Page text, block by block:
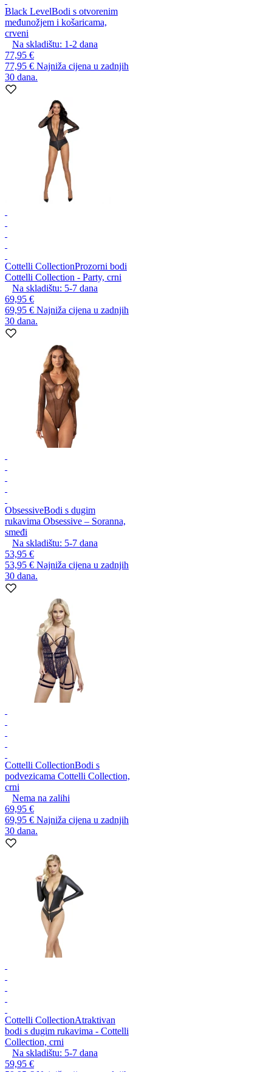
Black LevelBodi s otvorenim
međunožjem i košaricama,
crveni
Na skladištu: 1-2 dana
77,95 €
77,95 € Najniža cijena u zadnjih
30 dana.
Cottelli CollectionProzorni bodi
Cottelli Collection - Party, crni
Na skladištu: 5-7 dana
69,95 €
69,95 € Najniža cijena u zadnjih
30 dana.
ObsessiveBodi s dugim
rukavima Obsessive – Soranna,
smeđi
Na skladištu: 5-7 dana
53,95 €
53,95 € Najniža cijena u zadnjih
30 dana.
Cottelli CollectionBodi s
podvezicama Cottelli Collection,
crni
Nema na zalihi
69,95 €
69,95 € Najniža cijena u zadnjih
30 dana.
Cottelli CollectionAtraktivan
bodi s dugim rukavima - Cottelli
Collection, crni
Na skladištu: 5-7 dana
59,95 €